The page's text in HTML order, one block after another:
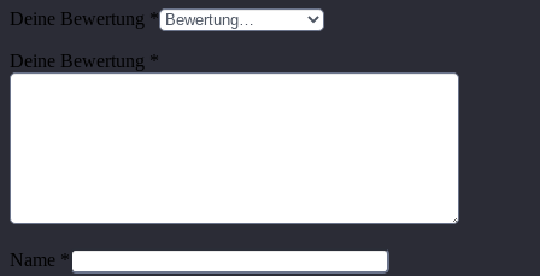
Deine Bewertung *
Deine Bewertung *
Name *